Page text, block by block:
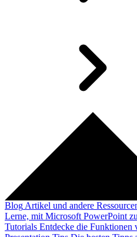
Blog Artikel und andere
Lerne, mit Microsoft PowerPoint
Tutorials Entdecke die Funktionen